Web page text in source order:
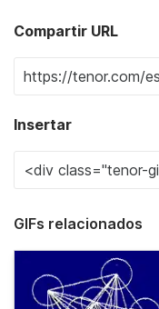
Compartir URL
Insertar
GIFs relacionados